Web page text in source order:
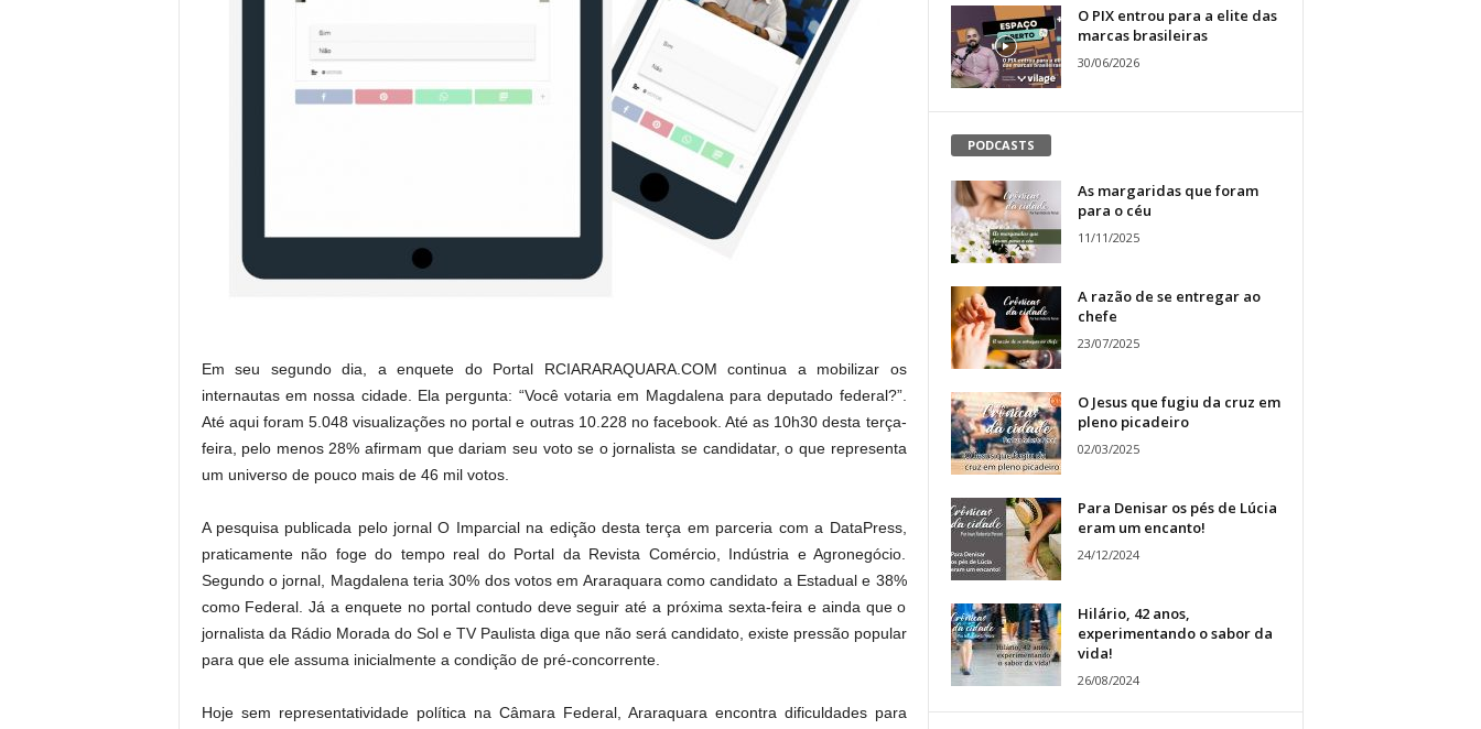
Em seu segundo dia, a enquete do Portal RCIARARAQUARA.COM continua a mobilizar os
internautas em nossa cidade. Ela pergunta: “Você votaria em Magdalena para deputado federal?”.
Até aqui foram 5.048 visualizações no portal e outras 10.228 no facebook. Até as 10h30 desta terça-
feira, pelo menos 28% afirmam que dariam seu voto se o jornalista se candidatar, o que representa
um universo de pouco mais de 46 mil votos.
A pesquisa publicada pelo jornal O Imparcial na edição desta terça em parceria com a DataPress,
praticamente não foge do tempo real do Portal da Revista Comércio, Indústria e Agronegócio.
Segundo o jornal, Magdalena teria 30% dos votos em Araraquara como candidato a Estadual e 38%
como Federal. Já a enquete no portal contudo deve seguir até a próxima sexta-feira e ainda que o
jornalista da Rádio Morada do Sol e TV Paulista diga que não será candidato, existe pressão popular
para que ele assuma inicialmente a condição de pré-concorrente.
Hoje sem representatividade política na Câmara Federal, Araraquara encontra dificuldades para
O PIX entrou para a elite das
marcas brasileiras
30/06/2026
PODCASTS
As margaridas que foram
para o céu
11/11/2025
A razão de se entregar ao
chefe
23/07/2025
O Jesus que fugiu da cruz em
pleno picadeiro
02/03/2025
Para Denisar os pés de Lúcia
eram um encanto!
24/12/2024
Hilário, 42 anos,
experimentando o sabor da
vida!
26/08/2024